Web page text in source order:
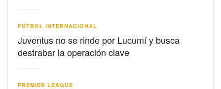
FÚTBOL INTERNACIONAL
Juventus no se rinde por Lucumí y busca
destrabar la operación clave
PREMIER LEAGUE